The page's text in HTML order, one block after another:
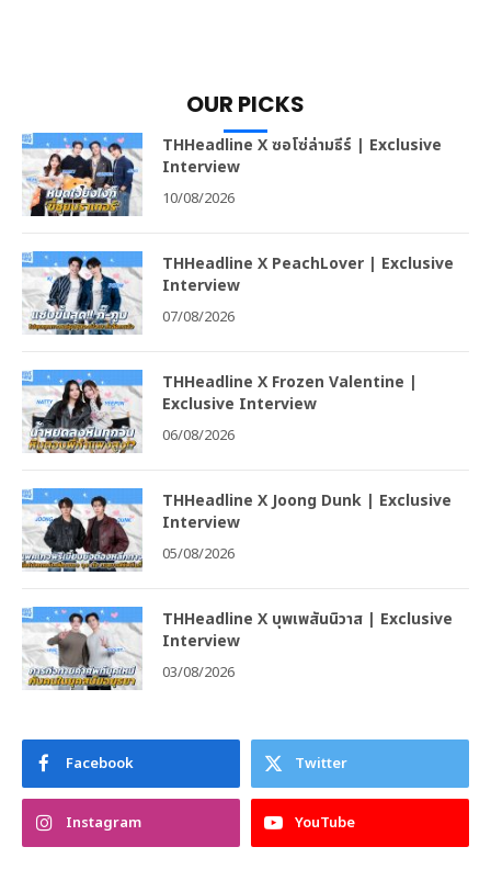
OUR PICKS
THHeadline X ซอโซ่ล่ามธีร์ | Exclusive
Interview
10/08/2026
THHeadline X PeachLover | Exclusive
Interview
07/08/2026
THHeadline X Frozen Valentine |
Exclusive Interview
06/08/2026
THHeadline X Joong Dunk | Exclusive
Interview
05/08/2026
THHeadline X บุพเพสันนิวาส | Exclusive
Interview
03/08/2026
Facebook Twitter
Instagram YouTube